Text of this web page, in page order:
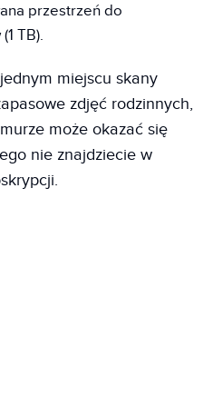
przestrzeń do
TB).
miejscu skany
zdjęć rodzinnych,
może okazać się
nie znajdziecie w